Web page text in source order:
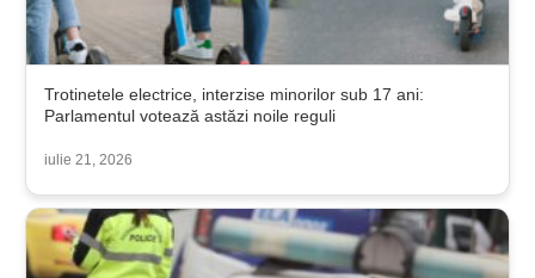
Trotinetele electrice, interzise minorilor sub 17 ani:
Parlamentul votează astăzi noile reguli
iulie 21, 2026